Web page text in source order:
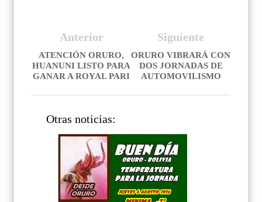
Siguiente
ORURO VIBRARÁ CON
DOS JORNADAS DE
AUTOMOVILISMO
Anterior
ATENCIÓN ORURO,
HUANUNI LISTO PARA
GANAR A ROYAL PARI
Otras noticias: